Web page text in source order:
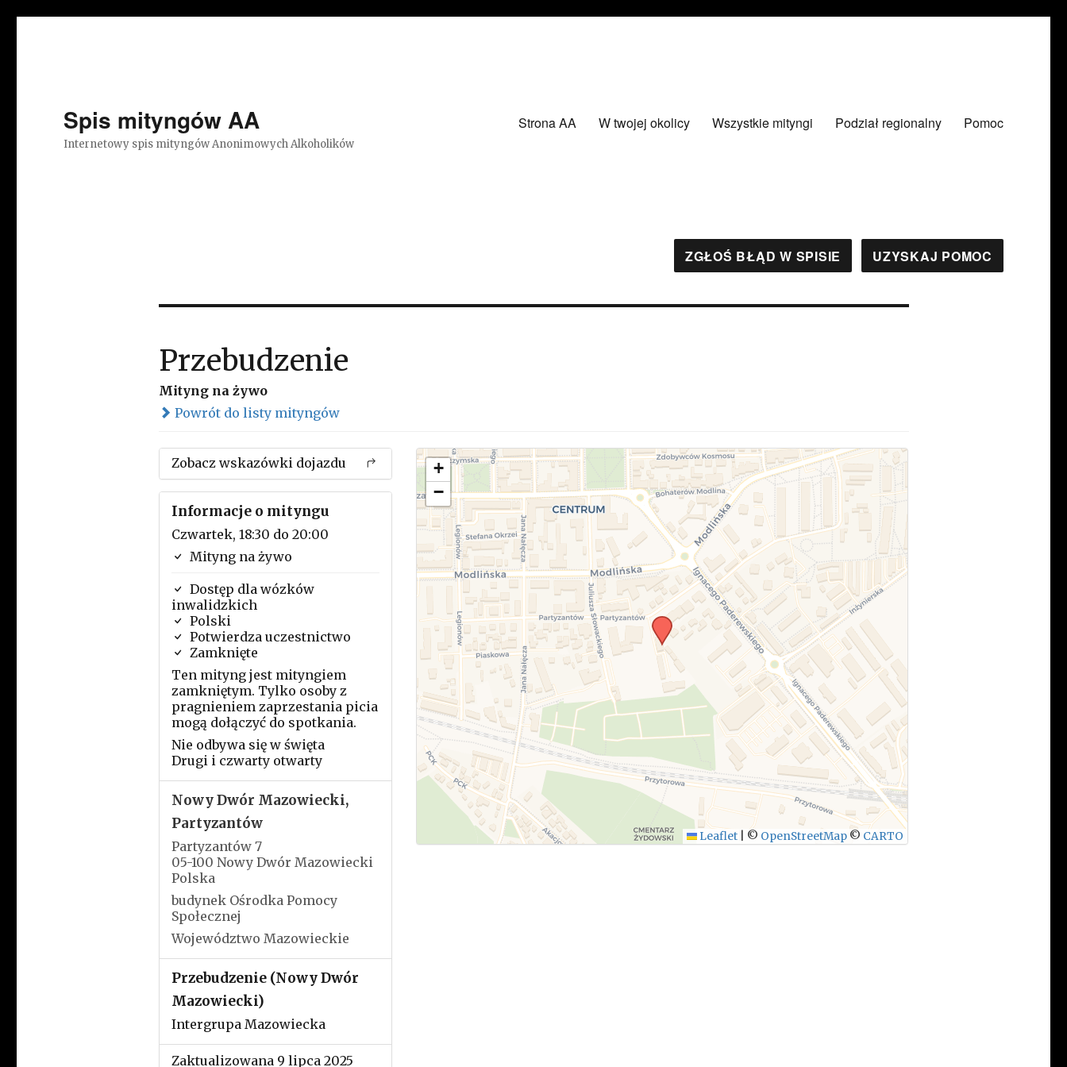
Spis mityngów AA
Internetowy spis mityngów Anonimowych Alkoholików
Strona AA W twojej okolicy Wszystkie mityngi Podział regionalny Pomoc
ZGŁOŚ BŁĄD W SPISIE UZYSKAJ POMOC
Przebudzenie
Mityng na żywo
Powrót do listy mityngów
Zobacz wskazówki dojazdu
Informacje o mityngu
Czwartek, 18:30 do 20:00
Mityng na żywo
Dostęp dla wózków
inwalidzkich
Polski
Potwierdza uczestnictwo
Zamknięte
Ten mityng jest mityngiem
zamkniętym. Tylko osoby z
pragnieniem zaprzestania picia
mogą dołączyć do spotkania.
Nie odbywa się w święta
Drugi i czwarty otwarty
Nowy Dwór Mazowiecki,
Partyzantów
Partyzantów 7
05-100 Nowy Dwór Mazowiecki
Polska
budynek Ośrodka Pomocy
Społecznej
Województwo Mazowieckie
Przebudzenie (Nowy Dwór
Mazowiecki)
Intergrupa Mazowiecka
Zaktualizowana 9 lipca 2025
+
−
Leaflet © OpenStreetMap © CARTO